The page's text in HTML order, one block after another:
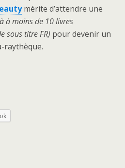
mérite d’attendre une
à moins de 10 livres
sous titre FR) pour devenir un
raythèque.